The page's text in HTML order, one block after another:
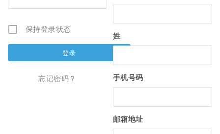
保持登录状态
忘记密码？
姓
手机号码
邮箱地址